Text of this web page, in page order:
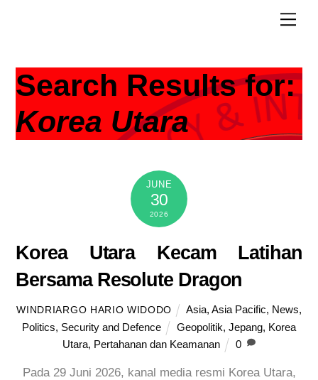
Search Results for:
Korea Utara
JUNE
30
2026
Korea Utara Kecam Latihan
Bersama Resolute Dragon
WINDRIARGO HARIO WIDODO Asia, Asia Pacific, News,
Politics, Security and Defence Geopolitik,Jepang, Korea
Utara, Pertahanan dan Keamanan 0
Pada 29 Juni 2026, kanal media resmi Korea Utara,